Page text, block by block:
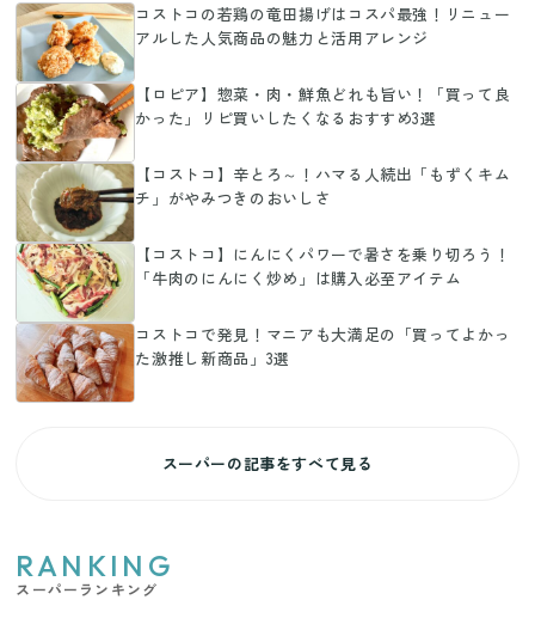
コストコの若鶏の竜田揚げはコスパ最強！リニュー
アルした人気商品の魅力と活用アレンジ
【ロピア】惣菜・肉・鮮魚どれも旨い！「買って良
かった」リピ買いしたくなるおすすめ3選
【コストコ】辛とろ～！ハマる人続出「もずくキム
チ」がやみつきのおいしさ
【コストコ】にんにくパワーで暑さを乗り切ろう！
「牛肉のにんにく炒め」は購入必至アイテム
コストコで発見！マニアも大満足の「買ってよかっ
た激推し新商品」3選
スーパーの記事をすべて見る
RANKING
スーパーランキング